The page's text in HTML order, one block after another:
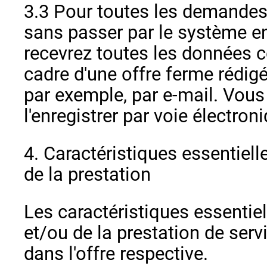
3.3 Pour toutes les
sans passer par le système
recevrez toutes les données
cadre d'une offre ferme
par exemple, par e-mail.
l'enregistrer par voie
4. Caractéristiques
de la prestation
Les caractéristiques
et/ou de la prestation de
dans l'offre respective.